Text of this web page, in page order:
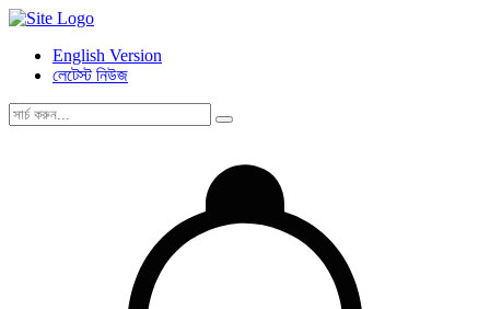
English Version
লেটেস্ট নিউজ